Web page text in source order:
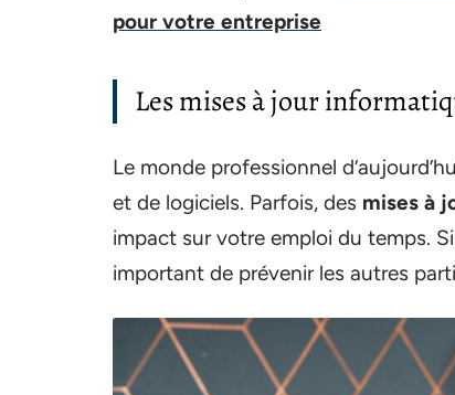
pour votre entreprise
Les mises à jour
Le monde professionnel
et de logiciels. Parfois, des mises à
impact sur votre emploi du temps.
important de prévenir les autres